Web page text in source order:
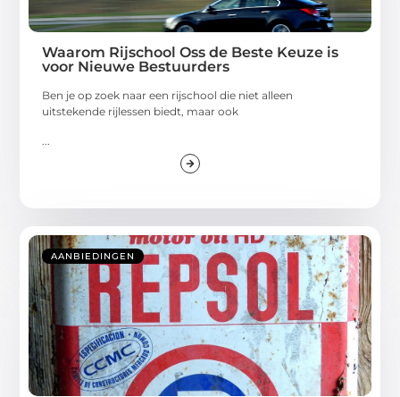
Waarom Rijschool Oss de Beste Keuze is
voor Nieuwe Bestuurders
Ben je op zoek naar een rijschool die niet alleen
uitstekende rijlessen biedt, maar ook
AANBIEDINGEN